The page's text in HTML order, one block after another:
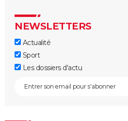
NEWSLETTERS
Actualité
Sport
Les dossiers d'actu